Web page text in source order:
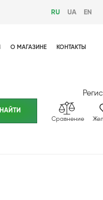
RU UA EN
О МАГАЗИНЕ КОНТАКТЫ
Сравнение